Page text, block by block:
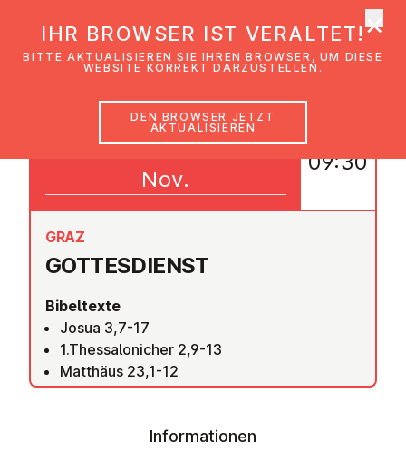
GOT­TES­DIENST
GRAZ
Bibeltexte
Josua 3,7-17
1.Thessalonicher 2,9-13
Matthäus 23,1-12
01
Nov.
09:30
Informationen
IHR BROWSER IST VERALTET!
BITTE AKTUALISIEREN SIE IHREN BROWSER, UM DIESE
WEBSITE KORREKT DARZUSTELLEN.
DEN BROWSER JETZT
AKTUALISIEREN
×